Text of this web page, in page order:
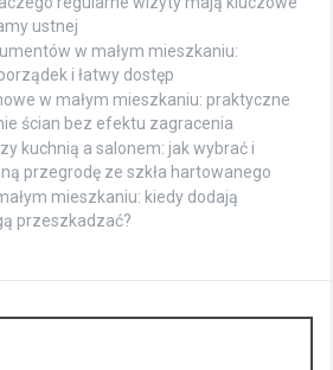
ustnej
w małym mieszkaniu:
i łatwy dostęp
w małym mieszkaniu: praktyczne
ścian bez efektu zagracenia
kuchnią a salonem: jak wybrać i
przegrodę ze szkła hartowanego
mieszkaniu: kiedy dodają
przeszkadzać?